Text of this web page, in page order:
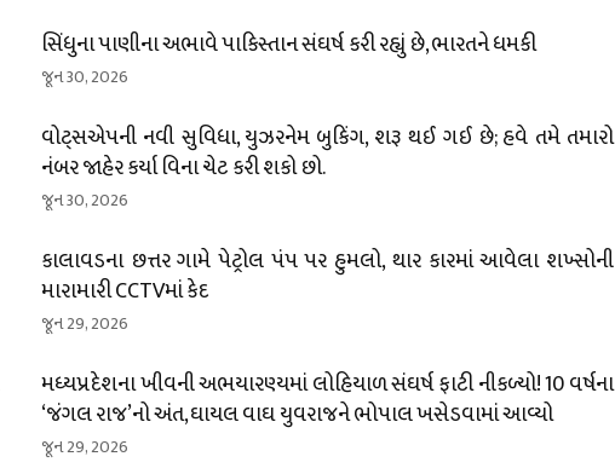
સિંધુના પાણીના અભાવે પાકિસ્તાન સંઘર્ષ કરી રહ્યું છે, ભારતને ધમકી
જૂન 30, 2026
વોટ્સએપની નવી સુવિધા, યુઝરનેમ બુકિંગ, શરૂ થઈ ગઈ છે; હવે તમે તમારો
નંબર જાહેર કર્યા વિના ચેટ કરી શકો છો.
જૂન 30, 2026
કાલાવડના છત્તર ગામે પેટ્રોલ પંપ પર હુમલો, થાર કારમાં આવેલા શખ્સોની
મારામારી CCTVમાં કેદ
જૂન 29, 2026
મધ્યપ્રદેશના ખીવની અભયારણ્યમાં લોહિયાળ સંઘર્ષ ફાટી નીકળ્યો! 10 વર્ષના
‘જંગલ રાજ’નો અંત, ઘાયલ વાઘ યુવરાજને ભોપાલ ખસેડવામાં આવ્યો
જૂન 29, 2026